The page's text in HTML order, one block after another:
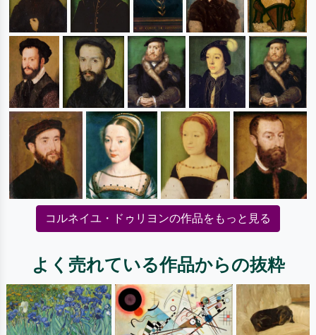
コルネイユ・ドゥリヨンの作品をもっと見る
よく売れている作品からの抜粋